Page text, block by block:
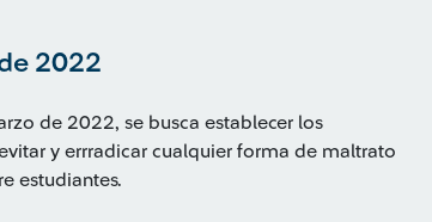
2022
de 2022, se busca establecer los
y errradicar cualquier forma de maltrato
estudiantes.